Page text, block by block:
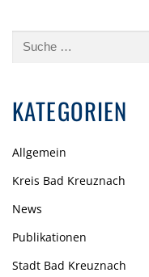
Suche
KATEGORIEN
Allgemein
Kreis Bad Kreuznach
News
Publikationen
Stadt Bad Kreuznach